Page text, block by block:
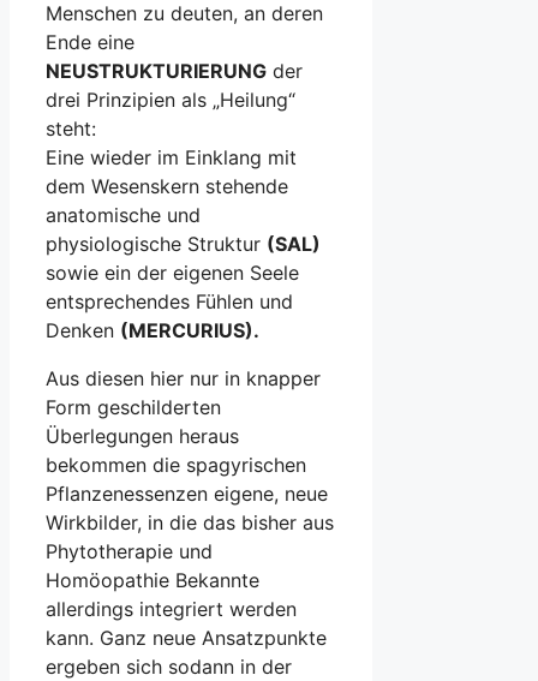
Menschen zu deuten, an deren
Ende eine
NEUSTRUKTURIERUNG der
drei Prinzipien als „Heilung“
steht:
Eine wieder im Einklang mit
dem Wesenskern stehende
anatomische und
physiologische Struktur (SAL)
sowie ein der eigenen Seele
entsprechendes Fühlen und
Denken (MERCURIUS).
Aus diesen hier nur in knapper
Form geschilderten
Überlegungen heraus
bekommen die spagyrischen
Pflanzenessenzen eigene, neue
Wirkbilder, in die das bisher aus
Phytotherapie und
Homöopathie Bekannte
allerdings integriert werden
kann. Ganz neue Ansatzpunkte
ergeben sich sodann in der